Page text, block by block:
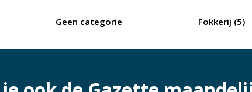
Geen categorie Fokkerij (5)